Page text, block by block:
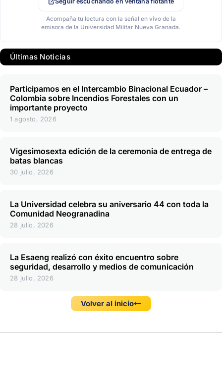
Acompaña tu lectura con la señal en vivo de la
emisora de la Universidad Militar Nueva Granada.
Últimas Noticias
Participamos en el Intercambio Binacional Ecuador –
Colombia sobre Incendios Forestales con un
importante proyecto
1 agosto, 2026
Vigesimosexta edición de la ceremonia de entrega de
batas blancas
30 julio, 2026
La Universidad celebra su aniversario 44 con toda la
Comunidad Neogranadina
28 julio, 2026
La Esaeng realizó con éxito encuentro sobre
seguridad, desarrollo y medios de comunicación
28 julio, 2026
Volver al inicio